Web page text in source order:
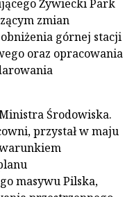
Żywiecki Park
zmian
górnej stacji
oraz opracowania
Środowiska.
przystał w maju
masywu Pilska,